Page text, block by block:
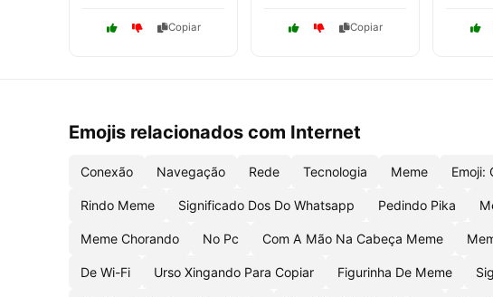
Copiar Copiar
Emojis relacionados com Internet
Conexão Navegação Rede Tecnologia Meme Emoji:
Rindo Meme Significado Dos Do Whatsapp Pedindo Pika
Meme Chorando No Pc Com A Mão Na Cabeça Meme
De Wi-Fi Urso Xingando Para Copiar Figurinha De Meme